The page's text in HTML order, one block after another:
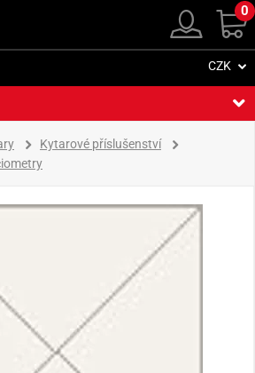
0
CZK
Kytarové příslušenství